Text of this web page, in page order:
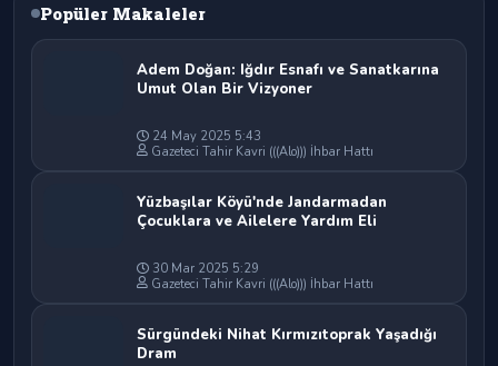
Popüler Makaleler
Adem Doğan: Iğdır Esnafı ve Sanatkarına
Umut Olan Bir Vizyoner
24 May 2025 5:43
Gazeteci Tahir Kavri (((Alo))) İhbar Hattı
Yüzbaşılar Köyü'nde Jandarmadan
Çocuklara ve Ailelere Yardım Eli
30 Mar 2025 5:29
Gazeteci Tahir Kavri (((Alo))) İhbar Hattı
Sürgündeki Nihat Kırmızıtoprak Yaşadığı
Dram